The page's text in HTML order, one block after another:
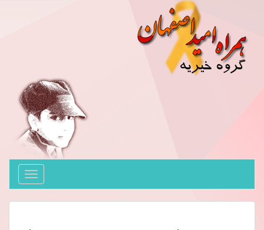
Toggle